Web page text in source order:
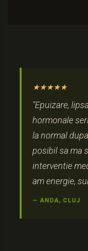
★★★★★
"Epuizare,
hormonale
la normal
posibil sa ma
interventie
am energie,
— ANDA, CLUJ